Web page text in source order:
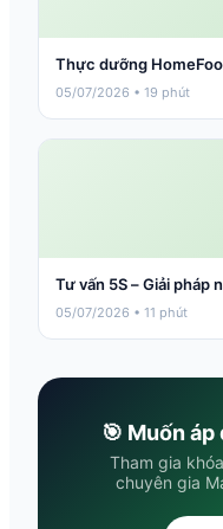
Thực dưỡng
05/07/2026 • 19 phút
Tư vấn 5S – Giải pháp
05/07/2026 • 11 phút
🎯 Muốn
Tham gia
chuyên gia